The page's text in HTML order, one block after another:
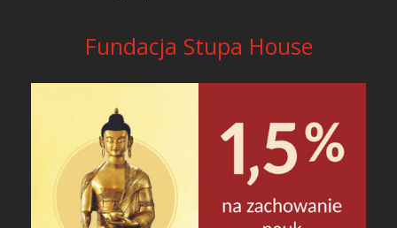
Fundacja Stupa House